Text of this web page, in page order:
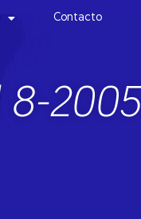
Contacto
8-2005